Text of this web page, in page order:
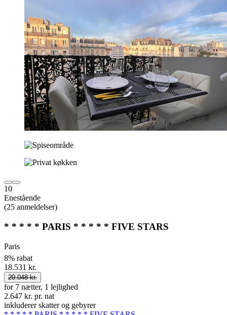
10
Enestående
(25 anmeldelser)
* * * * * PARIS * * * * * FIVE STARS
Paris
8% rabat
18.531 kr.
20.048 kr.
for 7 nætter, 1 lejlighed
2.647 kr. pr. nat
inkluderer skatter og gebyrer